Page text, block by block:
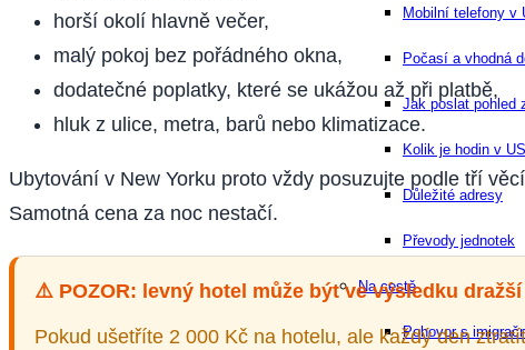
Mobilní telefony v
Počasí a vhodná
Jak poslat pohled
Kolik je hodin v
Důležité adresy
Převody jednotek
Na cestě
Pohovor s
horší okolí hlavně večer,
malý pokoj bez pořádného okna,
dodatečné poplatky, které se ukážou až při platbě,
hluk z ulice, metra, barů nebo klimatizace.
Ubytování v New Yorku proto vždy posuzujte podle tří
Samotná cena za noc nestačí.
⚠️ POZOR: levný hotel může být ve výsledku dražší
Pokud ušetříte 2 000 Kč na hotelu, ale každý den